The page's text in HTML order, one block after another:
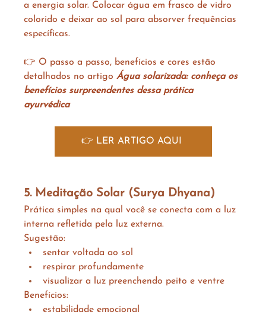
a energia solar. Colocar água em frasco de vidro
colorido e deixar ao sol para absorver frequências
específicas.
👉 O passo a passo, benefícios e cores estão
detalhados no artigo Água solarizada: conheça os
benefícios surpreendentes dessa prática
ayurvédica
👉 LER ARTIGO AQUI
5. Meditação Solar (Surya Dhyana)
Prática simples na qual você se conecta com a luz
interna refletida pela luz externa.
Sugestão:
sentar voltada ao sol
respirar profundamente
visualizar a luz preenchendo peito e ventre
Benefícios:
estabilidade emocional